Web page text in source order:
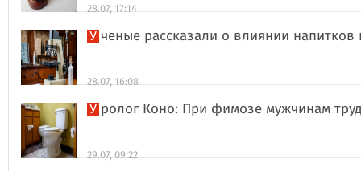
28.07, 17:14
Ученые рассказали о влиянии
28.07, 16:08
Уролог Коно: При фимозе мужчинам
29.07, 09:22